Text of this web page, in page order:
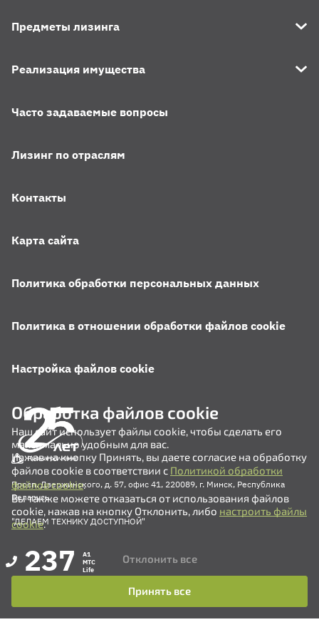
Просп. Дзержинского, д. 57, офис 41, 220089, г. Минск, Республика
Беларусь
"ДЕЛАЕМ ТЕХНИКУ ДОСТУПНОЙ"
237
A1
MTC
Life
+375 (17) 311-35-80
Предметы лизинга
Реализация имущества
Часто задаваемые вопросы
Лизинг по отраслям
Контакты
Карта сайта
Политика обработки персональных данных
Политика в отношении обработки файлов cookie
Настройка файлов cookie
Обработка файлов cookie
Наш сайт использует файлы cookie, чтобы сделать его
максимально удобным для вас.
Нажав на кнопку Принять, вы даете согласие на обработку
файлов cookie в соответствии с Политикой обработки
файлов cookie.
Вы также можете отказаться от использования файлов
cookie, нажав на кнопку Отклонить, либо настроить файлы
cookie.
Принять все
Отклонить все